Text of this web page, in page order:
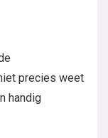
precies weet
handig